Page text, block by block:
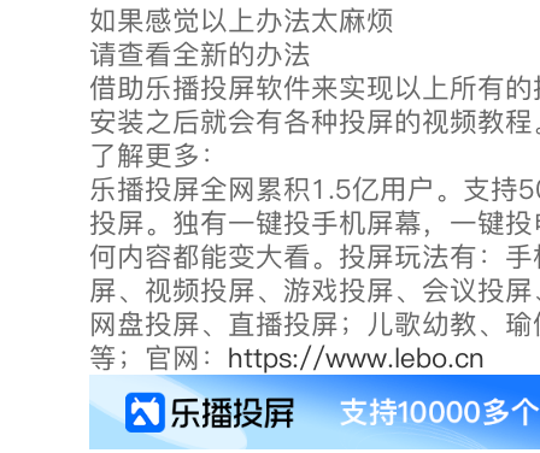
如果感觉以上办法太麻烦
请查看全新的办法
借助乐播投屏软件来实现以上所有
安装之后就会有各种投屏的视频教
了解更多：
乐播投屏全网累积1.5亿用户。支持
投屏。独有一键投手机屏幕，一键
何内容都能变大看。投屏玩法有：
屏、视频投屏、游戏投屏、会议投
网盘投屏、直播投屏；儿歌幼教、
等；官网： https://www.lebo.cn